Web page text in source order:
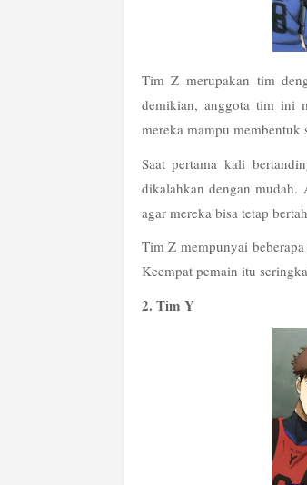
Tim Z merupakan tim
demikian, anggota tim ini
mereka mampu
Saat pertama kali
dikalahkan dengan mudah.
agar mereka bisa tetap
Tim Z mempunyai
Keempat pemain itu
2. Tim Y